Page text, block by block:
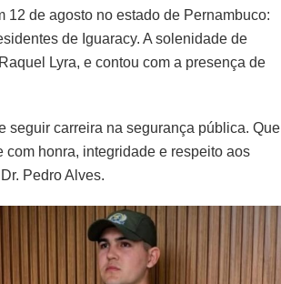
de agosto no estado de Pernambuco:
de Iguaracy. A solenidade de
Lyra, e contou com a presença de
seguir carreira na segurança pública. Que
honra, integridade e respeito aos
Pedro Alves.